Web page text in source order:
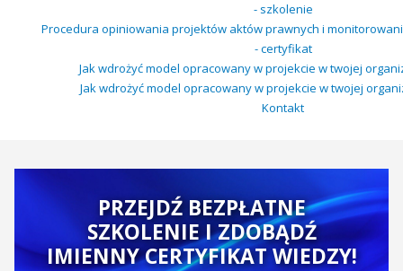
- szkolenie
Procedura opiniowania projektów aktów prawnych i
- certyfikat
Jak wdrożyć model opracowany w projekcie w twojej
Jak wdrożyć model opracowany w projekcie w twojej
Kontakt
PRZEJDŹ BEZPŁATNE
SZKOLENIE I ZDOBĄDŹ
IMIENNY CERTYFIKAT WIEDZY!